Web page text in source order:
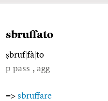
sbruffato
ṣbruf|fà to
p.pass., agg.
=> sbruffare